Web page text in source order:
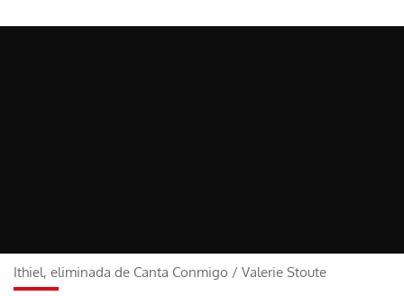
Ithiel, eliminada de Canta Conmigo / Valerie Stoute